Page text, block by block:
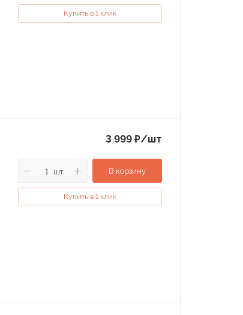
Купить в 1 клик
3 999₽/шт
шт В корзину
Купить в 1 клик